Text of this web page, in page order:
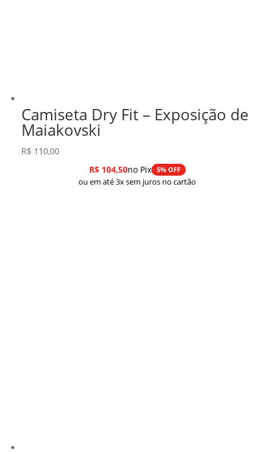
Camiseta Dry Fit – Exposição de
Maiakovski
R$ 110,00
R$104,50no Pix 5% OFF
ou em até 3x sem juros no cartão